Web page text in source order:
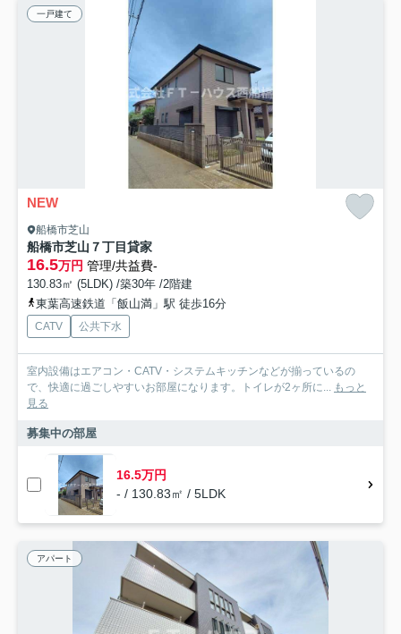
一戸建て
NEW
船橋市芝山
船橋市芝山７丁目貸家
16.5万円 管理/共益費-
130.83㎡ (5LDK) /築30年 /2階建
東葉高速鉄道「飯山満」駅 徒歩16分
CATV 公共下水
室内設備はエアコン・CATV・システムキッチンなどが揃っているの
で、快適に過ごしやすいお部屋になります。トイレが2ヶ所に... もっと
見る
募集中の部屋
16.5万円
- / 130.83㎡ / 5LDK
アパート